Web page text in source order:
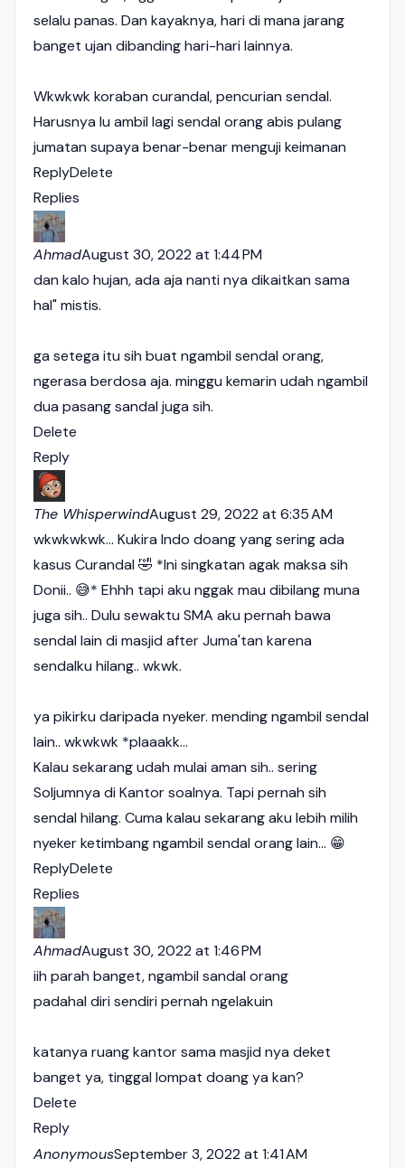
selalu panas. Dan kayaknya, hari di mana jarang
banget ujan dibanding hari-hari lainnya.
Wkwkwk koraban curandal, pencurian sendal.
Harusnya lu ambil lagi sendal orang abis pulang
jumatan supaya benar-benar menguji keimanan
ReplyDelete
Replies
AhmadAugust 30, 2022 at 1:44 PM
dan kalo hujan, ada aja nanti nya dikaitkan sama
hal" mistis.
ga setega itu sih buat ngambil sendal orang,
ngerasa berdosa aja. minggu kemarin udah ngambil
dua pasang sandal juga sih.
Delete
Reply
The WhisperwindAugust 29, 2022 at 6:35 AM
wkwkwkwk... Kukira Indo doang yang sering ada
kasus Curandal 🤣 *Ini singkatan agak maksa sih
Donii.. 😅* Ehhh tapi aku nggak mau dibilang muna
juga sih.. Dulu sewaktu SMA aku pernah bawa
sendal lain di masjid after Juma'tan karena
sendalku hilang.. wkwk.
ya pikirku daripada nyeker. mending ngambil sendal
lain.. wkwkwk *plaaakk...
Kalau sekarang udah mulai aman sih.. sering
Soljumnya di Kantor soalnya. Tapi pernah sih
sendal hilang. Cuma kalau sekarang aku lebih milih
nyeker ketimbang ngambil sendal orang lain... 😁
ReplyDelete
Replies
AhmadAugust 30, 2022 at 1:46 PM
iih parah banget, ngambil sandal orang
padahal diri sendiri pernah ngelakuin
katanya ruang kantor sama masjid nya deket
banget ya, tinggal lompat doang ya kan?
Delete
Reply
AnonymousSeptember 3, 2022 at 1:41 AM